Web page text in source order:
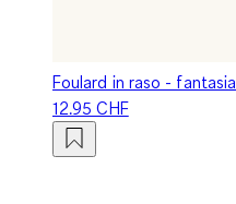
Foulard in raso - fantasia
12.95 CHF